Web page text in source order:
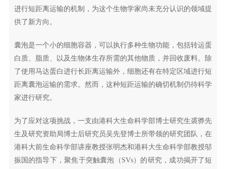
进行短距离运输的机制，为这个生物学家尚未充分认识的领域提
供了新方向。
囊泡是一个小的细胞容器，可以执行多种生物功能，包括转运蛋
白质、脂质、以及生物体生存所需的其他物质，并回收废料。除
了使用马达蛋白进行长距离运输外，细胞还有在特定区域进行短
距离囊泡运输的需求。然而，这种短距运输的确切机制仍待科学
家进行研究。
为了应对这项挑战，一支由港科大生命科学部博士研究生裘骅先
生及研究资助局博士后研究员吴先登博士所带领的研究团队，在
港科大前生命科学部讲座教授张明杰和港科大生命科学部教授邬
振国的指导下，聚焦于突触囊泡（SVs）的研究，成功揭开了短